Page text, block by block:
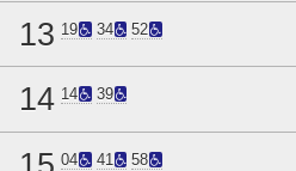
13 19 34 52
14 14 39
04 41 58